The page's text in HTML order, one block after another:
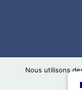
Nous utilisons